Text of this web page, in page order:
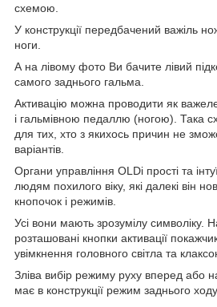
схемою.
У конструкції передбачений важіль
ноги.
А на лівому фото Ви бачите лівий
самого заднього гальма.
Активацію можна проводити як
і гальмівною педаллю (ногою). Така
для тих, хто з якихось причин не
варіантів.
Органи управління OLDi прості та
людям похилого віку, які далекі він
кнопочок і режимів.
Усі вони мають зрозумілу символіку.
розташовані кнопки активації
увімкнення головного світла та
Зліва вибір режиму руху вперед або
має в конструкції режим заднього